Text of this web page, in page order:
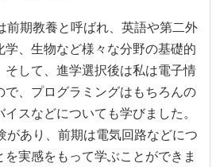
前期教養と呼ばれ、英語や第二外
、生物など様々な分野の基礎的
そして、進学選択後は私は電子情
、プログラミングはもちろんの
スなどについても学びました。
があり、前期は電気回路などにつ
実感をもって学ぶことができま